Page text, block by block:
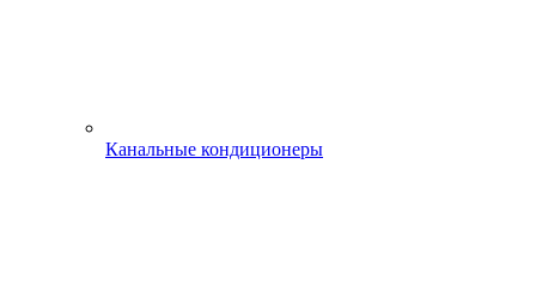
Канальные кондиционеры